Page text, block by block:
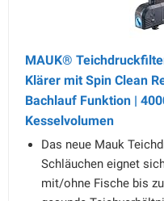
MAUK®
Klärer mit Spin Clean
Bachlauf Funktion |
Kesselvolumen
Das neue Mauk
Schläuchen eignet
mit/ohne Fische bis